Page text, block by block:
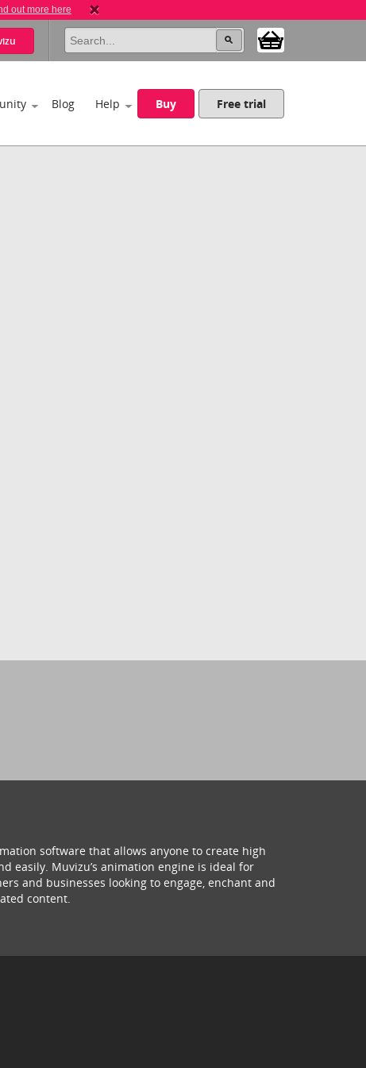
out more here
Blog Help Buy Free trial
software that allows anyone to create high
easily. Muvizu’s animation engine is ideal for
and businesses looking to engage, enchant and
content.